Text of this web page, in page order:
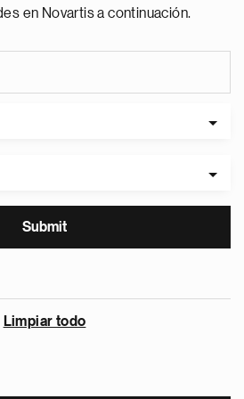
en Novartis a continuación.
Limpiar todo